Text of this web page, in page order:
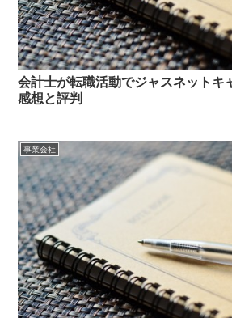
会計士が転職活動でジャスネットキ
感想と評判
事業会社